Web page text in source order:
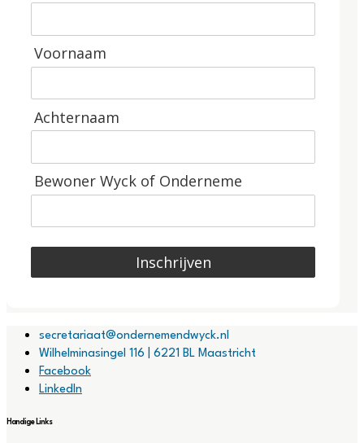
Voornaam
Achternaam
Bewoner Wyck of Onderneme
Inschrijven
secretariaat@ondernemendwyck.nl
Wilhelminasingel 116 | 6221 BL Maastricht
Facebook
LinkedIn
Handige Links